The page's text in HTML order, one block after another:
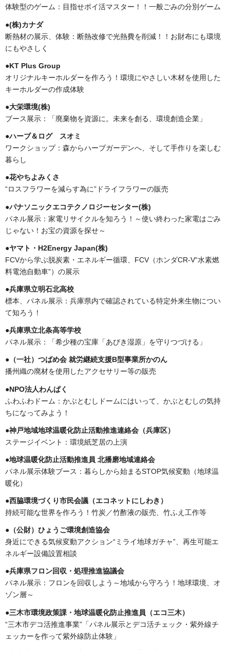
体験型のゲーム：目指せポイ活マスター！！一般ごみの分別ゲーム
●(株)カナダ
断熱材の展示、体験：断熱改修で光熱費を削減！！お財布にも環境
にもやさしく
●KT Plus Group
オリジナルキーホルダーを作ろう！環境にやさしい木材を使用した
キーホルダーの作成体験
●大栄環境(株)
ブース展示：「廃棄物を資源に。未来を創る、環境創造企業」
●ハーブ＆ログ スオミ
ワークショップ：森からハーブガーデンへ、そして手作りを楽しむ
暮らし
●花やちよみくさ
“ロスフラワーを減らす為に”ドライフラワーの販売
●パナソニックエコテクノロジーセンター(株)
パネル展示：家電リサイクルを知ろう！～使い終わった家電はごみ
じゃない！お宝の資源を探せ～
●ヤマト・H2Energy Japan(株)
FCVから学ぶ脱炭素・エネルギー循環、FCV（ホンダCR-V“水素燃
料電池自動車”）の展示
●兵庫県立明石北高校
標本、パネル展示：兵庫県内で確認されている特定外来生物につい
て知ろう！
●兵庫県立北条高等学校
パネル展示：「希少種の宝庫「あびき湿原」を守りつづける」
●（一社）つばめ会 就労継続支援B型事業所かのん
播州織の廃材を使用したアクセサリー等の販売
●NPO法人わんぱく
ふわふわドーム：かぶとむしドームにはいって、かぶとむしの気持
ちになってみよう！
●神戸地域地球温暖化防止活動推進連絡会（兵庫区）
ステージイベント：環境紙芝居の上演
●地球温暖化防止活動推進員 北播磨地域連絡会
パネル展示体験ブース：暮らしから始まるSTOP気候変動（地球温
暖化）
●西脇環境づくり市民会議（エコネットにしわき）
持続可能な世界を作ろう！竹炭／竹酢液の販売、竹ふえ工作等
●（公財）ひょうご環境創造協会
身近にできる気候変動アクション“ミライ地球ガチャ”、再生可能エ
ネルギー設備設置相談
●兵庫県フロン回収・処理推進協議会
パネル展示：フロンを回収しよう～地域から守ろう！地球環境、オ
ゾン層～
●三木市環境政策課・地球温暖化防止推進員（エコ三木）
“三木市デコ活推進事業”「パネル展示とデコ活チェック・紫外線チ
ェッカーを作って紫外線防止体験」